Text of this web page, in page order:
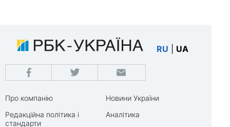
RU UA
Про компанію
Редакційна політика і
стандарти
Новини України
Аналітика